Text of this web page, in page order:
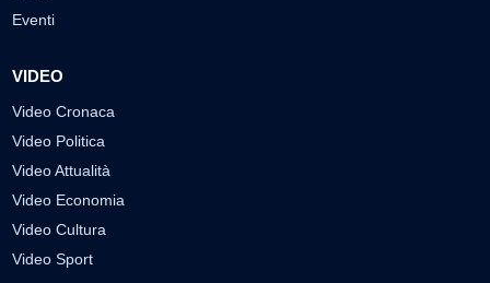
Eventi
VIDEO
Video Cronaca
Video Politica
Video Attualità
Video Economia
Video Cultura
Video Sport